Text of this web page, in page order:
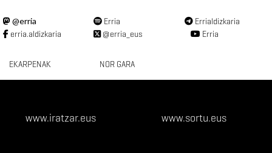
@erria Erria
Errialdizkaria
erria.aldizkaria
@erria_eus Erria
EKARPENAK NOR GARA
www.iratzar.eus www.sortu.eus